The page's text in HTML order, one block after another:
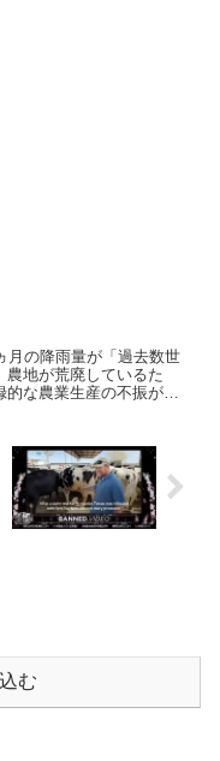
月の降雨量が「過去数世
農地が荒廃しているた
な農業生産の不振が予
む